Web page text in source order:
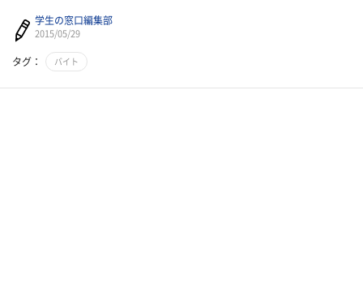
学生の窓口編集部
2015/05/29
タグ： バイト